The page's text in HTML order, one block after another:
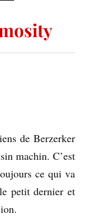
de Berzerker
machin. C’est
ce qui va
petit dernier et